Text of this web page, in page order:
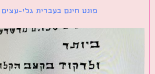
פונט חינם בעברית גלי-עצים gali-wood